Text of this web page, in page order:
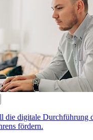
die digitale Durchführung
fördern.